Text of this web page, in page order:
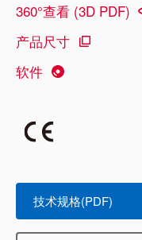
360°查看 (3D PDF)
产品尺寸
软件
技术规格(PDF)